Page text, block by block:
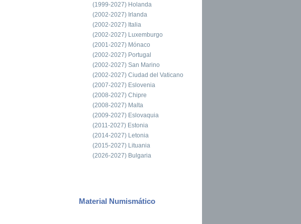
(1999-2027) Holanda
(2002-2027) Irlanda
(2002-2027) Italia
(2002-2027) Luxemburgo
(2001-2027) Mónaco
(2002-2027) Portugal
(2002-2027) San Marino
(2002-2027) Ciudad del Vaticano
(2007-2027) Eslovenia
(2008-2027) Chipre
(2008-2027) Malta
(2009-2027) Eslovaquia
(2011-2027) Estonia
(2014-2027) Letonia
(2015-2027) Lituania
(2026-2027) Bulgaria
Material Numismático